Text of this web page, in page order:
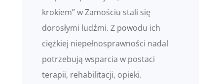
krokiem” w Zamościu stali się
dorosłymi ludźmi. Z powodu ich
ciężkiej niepełnosprawności nadal
potrzebują wsparcia w postaci
terapii, rehabilitacji, opieki.